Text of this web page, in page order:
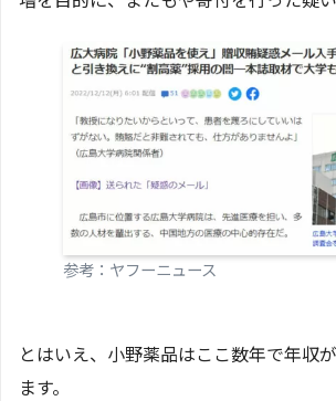
参考：ヤフーニュース
とはいえ、小野薬品はここ数年で年収
ます。